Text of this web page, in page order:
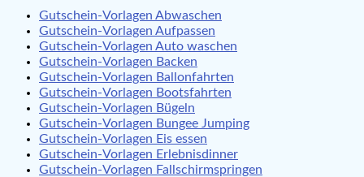
Gutschein-Vorlagen Abwaschen
Gutschein-Vorlagen Aufpassen
Gutschein-Vorlagen Auto waschen
Gutschein-Vorlagen Backen
Gutschein-Vorlagen Ballonfahrten
Gutschein-Vorlagen Bootsfahrten
Gutschein-Vorlagen Bügeln
Gutschein-Vorlagen Bungee Jumping
Gutschein-Vorlagen Eis essen
Gutschein-Vorlagen Erlebnisdinner
Gutschein-Vorlagen Fallschirmspringen